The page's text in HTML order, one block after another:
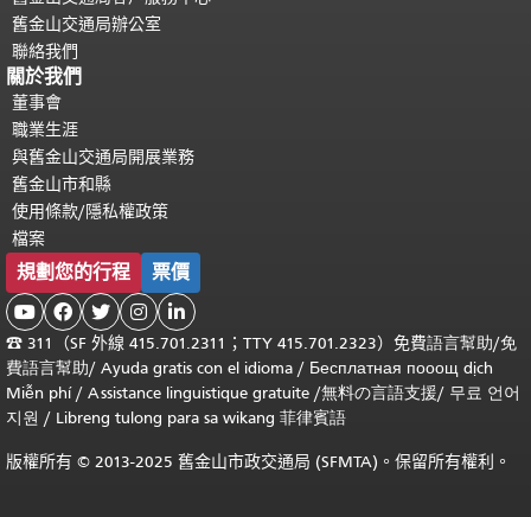
舊金山交通局辦公室
聯絡我們
關於我們
董事會
職業生涯
與舊金山交通局開展業務
舊金山市和縣
使用條款/隱私權政策
檔案
規劃您的行程 票價
    
☎ 311（SF 外線 415.701.2311；TTY 415.701.2323）免費語言幫助/免
費語言幫助/ Ayuda gratis con el idioma / Бесплатная пооощ dịch
Miễn phí/ Assistance linguistique gratuite /無料の言語支援/ 무료 언어
지원 / Libreng tulong para sa wikang 菲律賓語
版權所有 © 2013-2025 舊金山市政交通局 (SFMTA)。保留所有權利。